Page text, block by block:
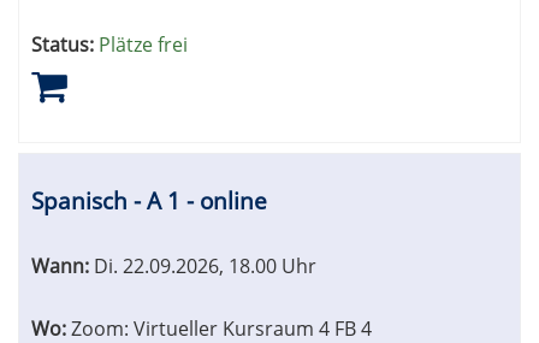
Status: Plätze frei
Spanisch - A 1 - online
Wann: Di. 22.09.2026, 18.00 Uhr
Wo:Zoom: Virtueller Kursraum 4 FB 4